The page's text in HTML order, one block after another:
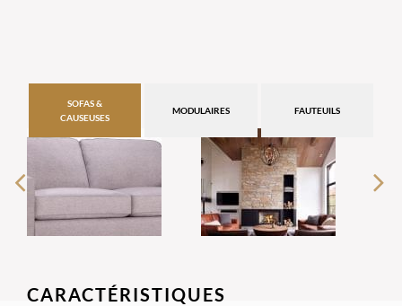
SOFAS &
CAUSEUSES
MODULAIRES FAUTEUILS
CARACTÉRISTIQUES